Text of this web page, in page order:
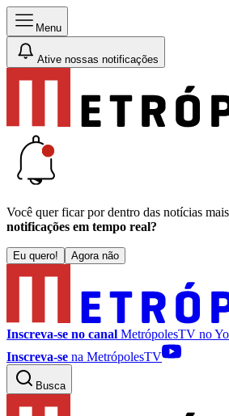
Menu
Ative nossas notificações
Você quer ficar por dentro das notícias
notificações em tempo real?
Eu quero! Agora não
Inscreva-se no canal MetrópolesTV no
Inscreva-se na MetrópolesTV
Busca